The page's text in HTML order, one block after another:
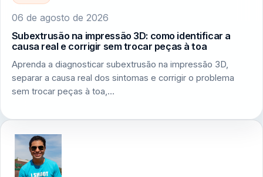
06 de agosto de 2026
Subextrusão na impressão 3D: como identificar a
causa real e corrigir sem trocar peças à toa
Aprenda a diagnosticar subextrusão na impressão 3D,
separar a causa real dos sintomas e corrigir o problema
sem trocar peças à toa,…